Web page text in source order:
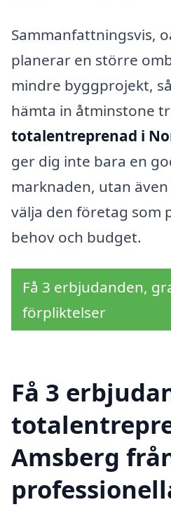
Sammanfattningsvis,
planerar en större
mindre byggprojekt,
hämta in åtminstone
totalentreprenad i
ger dig inte bara en
marknaden, utan
välja den företag som
behov och budget.
Få 3 erbjudanden,
förpliktelser
Få 3
Amsberg